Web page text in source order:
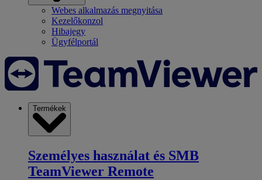
Webes alkalmazás megnyitása
Kezelőkonzol
Hibajegy
Ügyfélportál
Termékek
Személyes használat és SMB
TeamViewer Remote